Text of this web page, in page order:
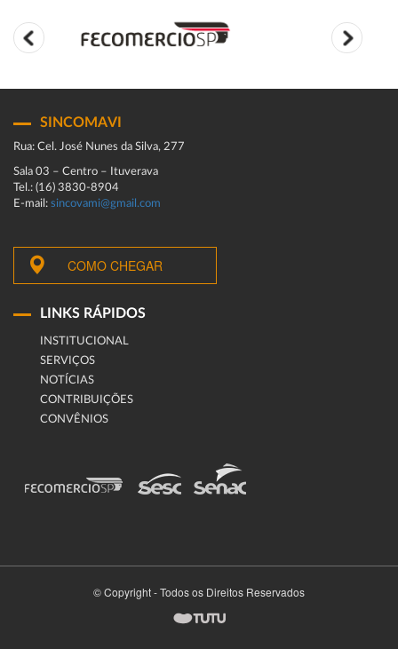
SINCOMAVI
Rua: Cel. José Nunes da Silva, 277
Sala 03 – Centro – Ituverava
Tel.: (16) 3830-8904
E-mail: sincovami@gmail.com
COMO CHEGAR
LINKS RÁPIDOS
INSTITUCIONAL
SERVIÇOS
NOTÍCIAS
CONTRIBUIÇÕES
CONVÊNIOS
© Copyright - Todos os Direitos Reservados